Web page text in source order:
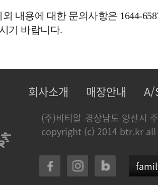
외 내용에 대한 문의사항은 1644-
기 바랍니다.
회사소개 매장안내 A/
(주)비티알 경상남도 양산시
copyright (c) 2014 btr.kr